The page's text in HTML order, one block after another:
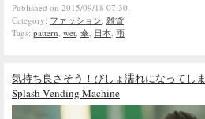
Published on 2015/09/18 07:30.
Category: ファッション 雑貨
Tags: pattern wet 傘 日本 雨
気持ち良さそう！びしょ濡れになってし
Splash Vending Machine